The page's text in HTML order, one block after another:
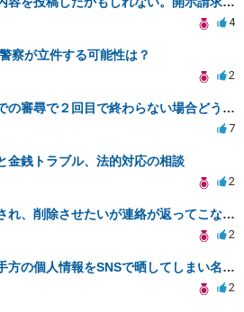
4
察が立件する可能性は？
2
開示請求の仮処分での審尋で２回目で終わらない場合どうしたらいいですか
7
金銭トラブル、法的対応の相談
2
無断で動画を撮影され、削除させたいが連絡が返ってこない。
2
当方の腹いせで相手方の個人情報をSNSで晒してしまい名誉毀損させてしまったかもしれない
2